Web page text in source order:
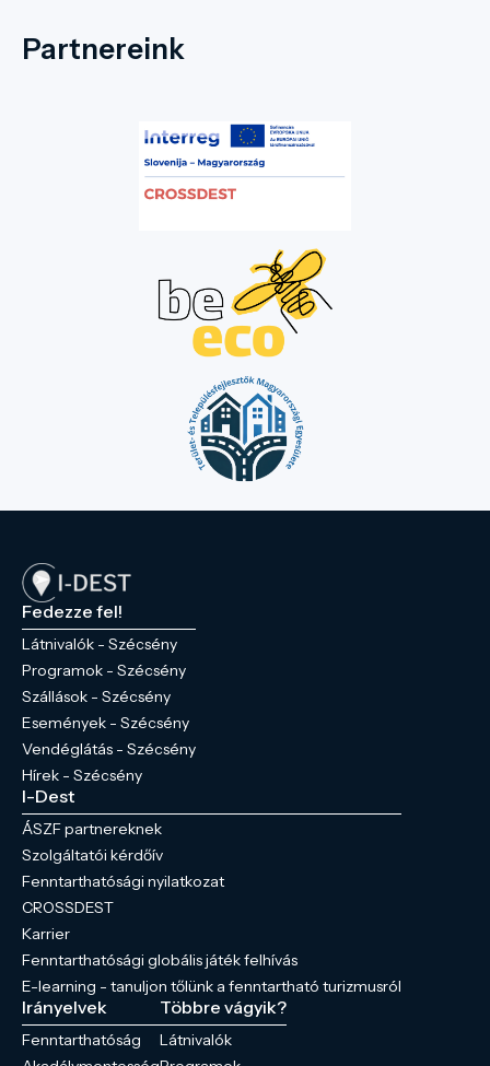
Partnereink
Fedezze fel!
Látnivalók - Szécsény
Programok - Szécsény
Szállások - Szécsény
Események - Szécsény
Vendéglátás - Szécsény
Hírek - Szécsény
I-Dest
ÁSZF partnereknek
Szolgáltatói kérdőív
Fenntarthatósági nyilatkozat
CROSSDEST
Karrier
Fenntarthatósági globális játék felhívás
E-learning - tanuljon tőlünk a fenntartható turizmusról
Irányelvek
Fenntarthatóság
Többre vágyik?
Látnivalók